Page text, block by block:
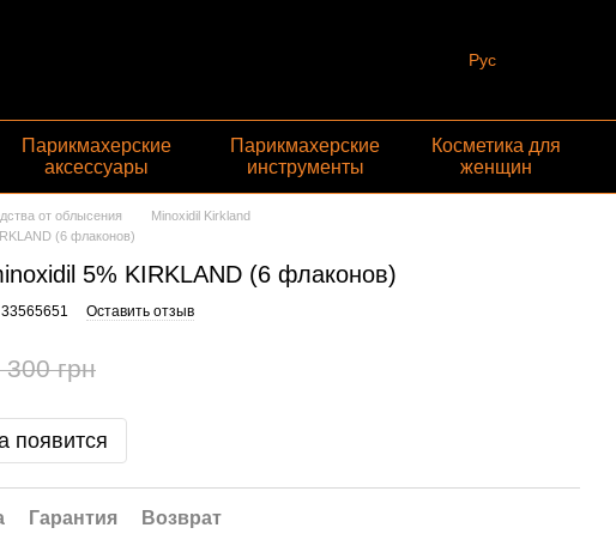
Рус
Парикмахерские
аксессуары
Парикмахерские
инструменты
Косметика для
женщин
от облысения
Minoxidil Kirkland
(6 флаконов)
5% KIRKLAND (6 флаконов)
Оставить отзыв
300 грн
появится
Гарантия Возврат